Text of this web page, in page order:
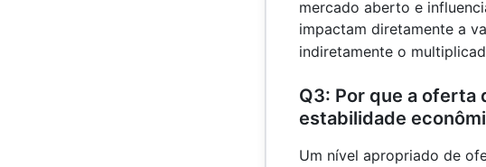
mercado aberto e
impactam diretamente a
indiretamente o
Q3: Por que a oferta
estabilidade
Um nível apropriado de